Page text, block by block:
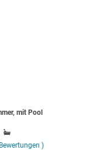
mit Pool
)